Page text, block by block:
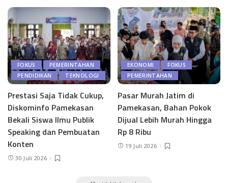
FOKUS
PEMERINTAHAN
PENDIDIKAN
TEKNOLOGI
Prestasi Saja Tidak Cukup,
Diskominfo Pamekasan
Bekali Siswa Ilmu Publik
Speaking dan Pembuatan
Konten
30 Juli 2026
EKONOMI
FOKUS
PEMERINTAHAN
Pasar Murah Jatim di
Pamekasan, Bahan Pokok
Dijual Lebih Murah Hingga
Rp 8 Ribu
19 Juli 2026